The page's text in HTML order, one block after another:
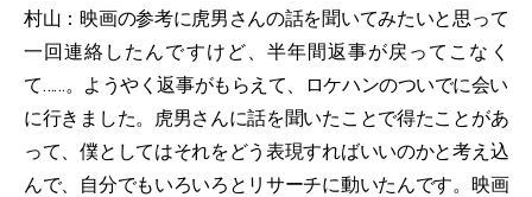
村山：映画の参考に虎男さんの話を聞いてみたいと思って
一回連絡したんですけど、半年間返事が戻ってこなく
て……。ようやく返事がもらえて、ロケハンのついでに会い
に行きました。虎男さんに話を聞いたことで得たことがあ
って、僕としてはそれをどう表現すればいいのかと考え込
んで、自分でもいろいろとリサーチに動いたんです。映画